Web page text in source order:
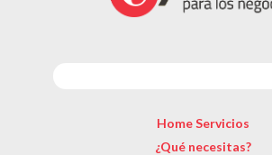
Home Servicios
¿Qué necesitas?